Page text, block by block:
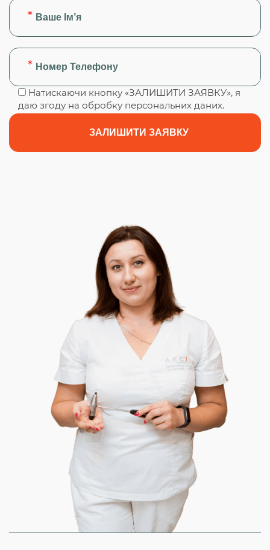
Натискаючи кнопку «ЗАЛИШИТИ ЗАЯВКУ», я
даю згоду на обробку персональних даних.